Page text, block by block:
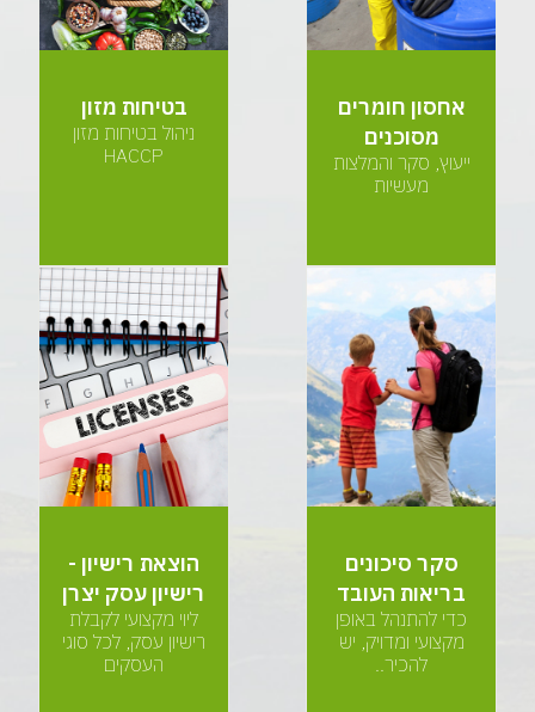
אחסון חומרים
מסוכנים
ייעוץ, סקר והמלצות
מעשיות
בטיחות מזון
ניהול בטיחות מזון
HACCP
סקר סיכונים
בריאות העובד
כדי להתנהל באופן
מקצועי ומדויק, יש
להכיר..
הוצאת רישיון -
רישיון עסק יצרן
ליוי מקצועי לקבלת
רישיון עסק, לכל סוגי
העסקים